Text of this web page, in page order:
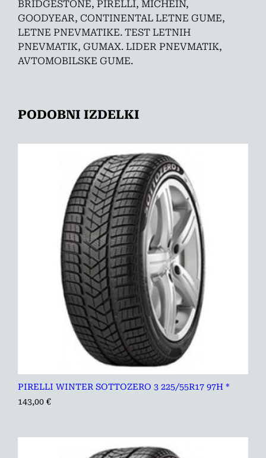
BRIDGESTONE, PIRELLI, MICHEIN,
GOODYEAR, CONTINENTAL LETNE GUME,
LETNE PNEVMATIKE. TEST LETNIH
PNEVMATIK, GUMAX. LIDER PNEVMATIK,
AVTOMOBILSKE GUME.
PODOBNI IZDELKI
PIRELLI WINTER SOTTOZERO 3 225/55R17 97H *
143,00 €